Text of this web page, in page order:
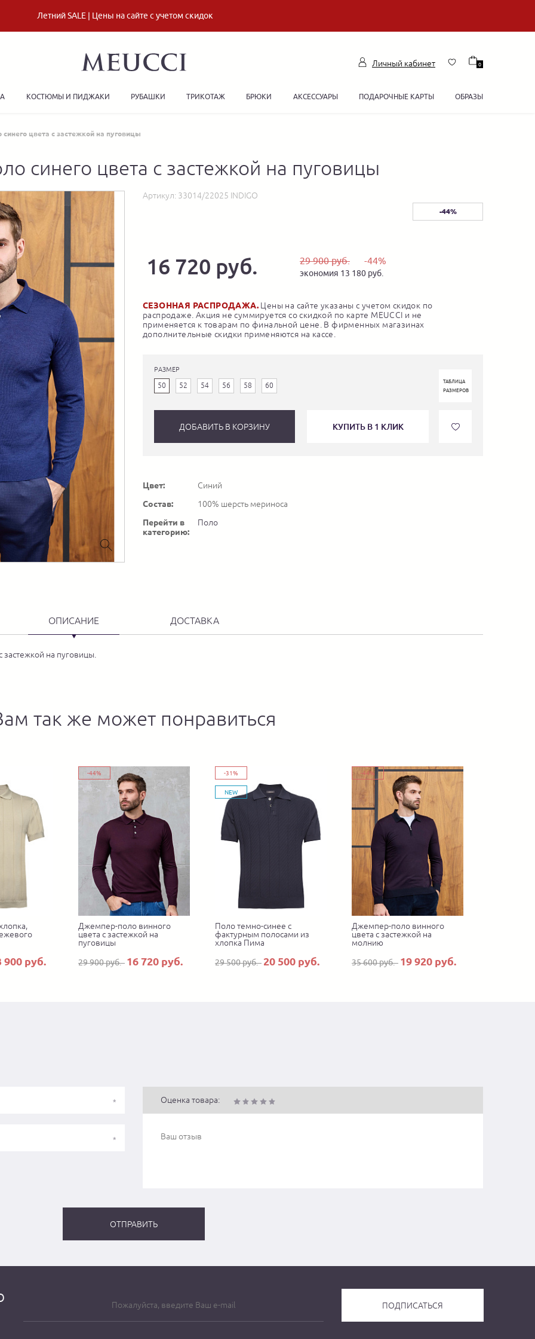
Летний SALE | Цены на сайте с учетом скидок
Личный кабинет 0
КОСТЮМЫ И ПИДЖАКИ РУБАШКИ ТРИКОТАЖ БРЮКИ АКСЕССУАРЫ ПОДАРОЧНЫЕ КАРТЫ ОБРАЗЫ
цвета с застежкой на пуговицы
синего цвета с застежкой на пуговицы
Артикул: 33014/22025 INDIGO
-44%
16 720 руб. 29 900 руб. -44%
экономия 13 180 руб.
СЕЗОННАЯ РАСПРОДАЖА. Цены на сайте указаны с учетом скидок по
распродаже. Акция не суммируется со скидкой по карте MEUCCI и не
применяется к товарам по финальной цене. В фирменных магазинах
дополнительные скидки применяются на кассе.
РАЗМЕР
50 52 54 56 58 60
ТАБЛИЦА
РАЗМЕРОВ
ДОБАВИТЬ В КОРЗИНУ КУПИТЬ В 1 КЛИК
Цвет:
Синий
Состав:
100% шерсть мериноса
Перейти в
категорию:
Поло
ОПИСАНИЕ ДОСТАВКА
на пуговицы.
так же может понравиться
900 руб.
-44%
Джемпер-поло винного
цвета с застежкой на
пуговицы
29 900 руб. 16 720 руб.
-31%
NEW
Поло темно-синее с
фактурным полосами из
хлопка Пима
29 500 руб. 20 500 руб.
-44%
Джемпер-поло винного
цвета с застежкой на
молнию
35 600 руб. 19 920 руб.
Оценка товара: